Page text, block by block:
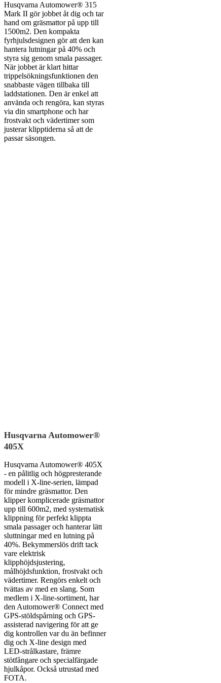
Husqvarna Automower® 315
Mark II gör jobbet åt dig och tar
hand om gräsmattor på upp till
1500m2. Den kompakta
fyrhjulsdesignen gör att den kan
hantera lutningar på 40% och
styra sig genom smala passager.
När jobbet är klart hittar
trippelsökningsfunktionen den
snabbaste vägen tillbaka till
laddstationen. Den är enkel att
använda och rengöra, kan styras
via din smartphone och har
frostvakt och vädertimer som
justerar klipptiderna så att de
passar säsongen.
Husqvarna Automower®
405X
Husqvarna Automower® 405X
- en pålitlig och högpresterande
modell i X-line-serien, lämpad
för mindre gräsmattor. Den
klipper komplicerade gräsmattor
upp till 600m2, med systematisk
klippning för perfekt klippta
smala passager och hanterar lätt
sluttningar med en lutning på
40%. Bekymmerslös drift tack
vare elektrisk
klipphöjdsjustering,
målhöjdsfunktion, frostvakt och
vädertimer. Rengörs enkelt och
tvättas av med en slang. Som
medlem i X-line-sortiment, har
den Automower® Connect med
GPS-stöldspårning och GPS-
assisterad navigering för att ge
dig kontrollen var du än befinner
dig och X-line design med
LED-strålkastare, främre
stötfångare och specialfärgade
hjulkåpor. Också utrustad med
FOTA.